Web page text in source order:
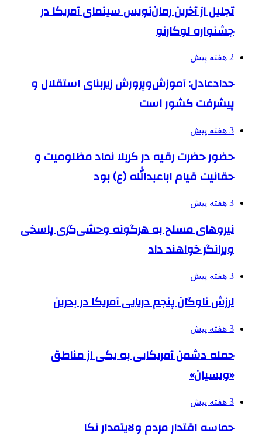
تجلیل از آخرین رمان‌نویس سینمای آمریکا در
جشنواره لوکارنو
2 هفته پیش
حدادعادل: آموزش‌وپرورش زیربنای استقلال و
پیشرفت کشور است
3 هفته پیش
حضور حضرت رقیه در کربلا نماد مظلومیت و
حقانیت قیام اباعبدالله (ع) بود
3 هفته پیش
نیروهای مسلح به هرگونه وحشی‌گری پاسخی
ویرانگر خواهند داد
3 هفته پیش
لرزش ناوگان پنجم دریایی آمریکا در بحرین
3 هفته پیش
حمله دشمن آمریکایی به یکی از مناطق
«ویسیان»
3 هفته پیش
حماسه اقتدار مردم ولایتمدار نکا